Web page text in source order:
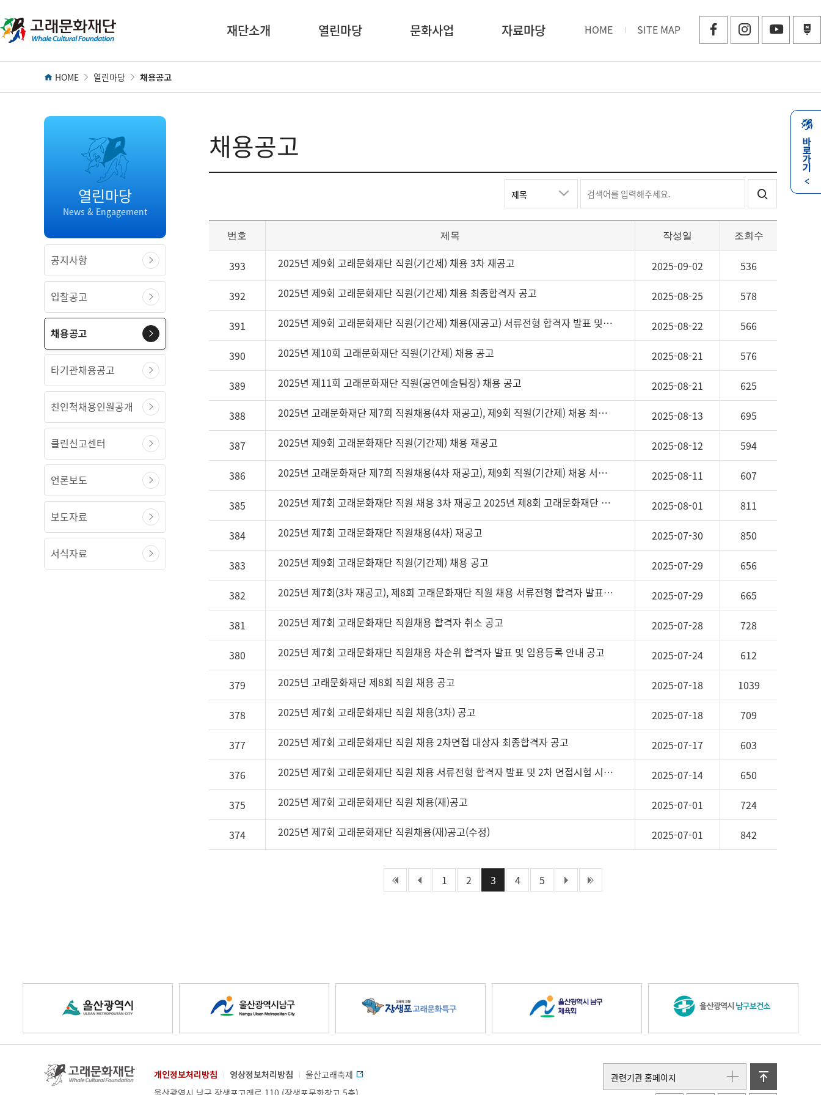
역
메
재단소개 열린마당 문화사업 자료마당 HOME SITE MAP
HOME 열린마당 채용공고
열린마당
News & Engagement
공지사항
입찰공고
채용공고
타기관채용공고
친인척채용인원공개
클린신고센터
언론보도
보도자료
서식자료
채용공고
워
선
색
요.
번호 제목 작성일 조회수
393 2025년 제9회 고래문화재단 직원(기간제) 채용 3차 재공고 2025-09-02 536
392 2025년 제9회 고래문화재단 직원(기간제) 채용 최종합격자 공고 2025-08-25 578
391 2025년 제9회 고래문화재단 직원(기간제) 채용(재공고) 서류전형 합격자 발표 및 면접시험 시행 공고 2025-08-22 566
390 2025년 제10회 고래문화재단 직원(기간제) 채용 공고 2025-08-21 576
389 2025년 제11회 고래문화재단 직원(공연예술팀장) 채용 공고 2025-08-21 625
388 2025년 고래문화재단 제7회 직원채용(4차 재공고), 제9회 직원(기간제) 채용 최종합격자 공고 2025-08-13 695
387 2025년 제9회 고래문화재단 직원(기간제) 채용 재공고 2025-08-12 594
386 2025년 고래문화재단 제7회 직원채용(4차 재공고), 제9회 직원(기간제) 채용 서류전형 합격자 발표 및 면접시험 시행 공고 2025-08-11 607
385 2025년 제7회 고래문화재단 직원 채용 3차 재공고 2025년 제8회 고래문화재단 직원 채용 공고 최종합격자 공고 2025-08-01 811
384 2025년 제7회 고래문화재단 직원채용(4차) 재공고 2025-07-30 850
383 2025년 제9회 고래문화재단 직원(기간제) 채용 공고 2025-07-29 656
382 2025년 제7회(3차 재공고), 제8회 고래문화재단 직원 채용 서류전형 합격자 발표 및 면접시험 시행 공고 2025-07-29 665
381 2025년 제7회 고래문화재단 직원채용 합격자 취소 공고 2025-07-28 728
380 2025년 제7회 고래문화재단 직원채용 차순위 합격자 발표 및 임용등록 안내 공고 2025-07-24 612
379 2025년 고래문화재단 제8회 직원 채용 공고 2025-07-18 1039
378 2025년 제7회 고래문화재단 직원 채용(3차) 공고 2025-07-18 709
377 2025년 제7회 고래문화재단 직원 채용 2차면접 대상자 최종합격자 공고 2025-07-17 603
376 2025년 제7회 고래문화재단 직원 채용 서류전형 합격자 발표 및 2차 면접시험 시행 공고 2025-07-14 650
375 2025년 제7회 고래문화재단 직원 채용(재)공고 2025-07-01 724
374 2025년 제7회 고래문화재단 직원채용(재)공고(수정) 2025-07-01 842
처음페이지이전페이지
1 2 3 4 5
바
로
가
기
열
울 울 장 울 울
고
래
개인정보처리방침 영상정보처리방침
울산고래축제
업
주
울산광역시 남구 장생포고래로 110 (장생포문화창고 5층)
관련기관 홈페이지
위